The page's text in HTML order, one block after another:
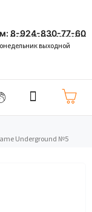
8-924-830-77-60
выходной
Underground №5